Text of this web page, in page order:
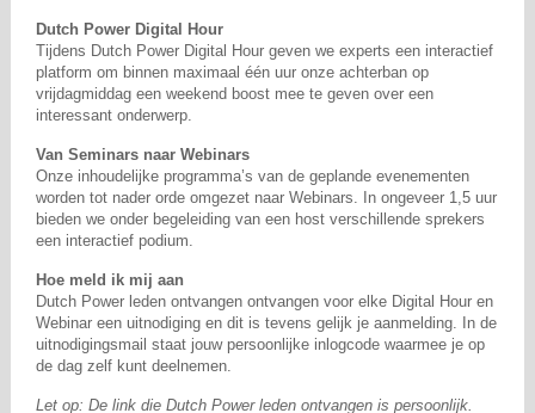
Dutch Power Digital Hour
Tijdens Dutch Power Digital Hour geven we experts een interactief
platform om binnen maximaal één uur onze achterban op
vrijdagmiddag een weekend boost mee te geven over een
interessant onderwerp.
Van Seminars naar Webinars
Onze inhoudelijke programma’s van de geplande evenementen
worden tot nader orde omgezet naar Webinars. In ongeveer 1,5 uur
bieden we onder begeleiding van een host verschillende sprekers
een interactief podium.
Hoe meld ik mij aan
Dutch Power leden ontvangen ontvangen voor elke Digital Hour en
Webinar een uitnodiging en dit is tevens gelijk je aanmelding. In de
uitnodigingsmail staat jouw persoonlijke inlogcode waarmee je op
de dag zelf kunt deelnemen.
Let op: De link die Dutch Power leden ontvangen is persoonlijk.